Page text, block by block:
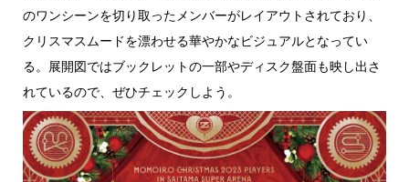
のワンシーンを切り取ったメンバーがレイアウトされており、
クリスマスムードを漂わせる華やかなビジュアルとなってい
る。展開図ではブックレットの一部やディスク盤面も映し出さ
れているので、ぜひチェックしよう。